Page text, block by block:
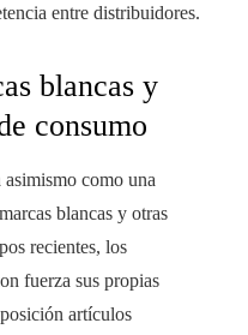
entre distribuidores.
blancas y
consumo
como una
blancas y otras
recientes, los
fuerza sus propias
artículos